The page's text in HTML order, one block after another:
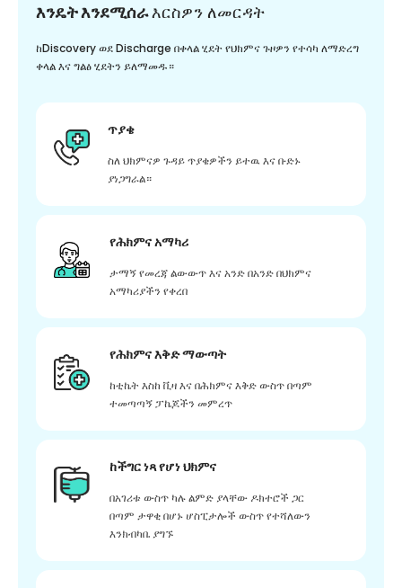
እንዴት እንደሚሰራእርስዎን ለመርዳት
ከDiscovery ወደ Discharge በቀላል ሂደት የህክምና ጉዞዎን የተሳካ ለማድረግ
ቀላል እና ግልፅ ሂደትን ይለማመዱ።
ጥያቄ
ስለ ህክምናዎ ጉዳይ ጥያቄዎችን ይተዉ እና ቡድኑ
ያነጋግራል።
የሕክምና አማካሪ
ታማኝ የመረጃ ልውውጥ እና አንድ በአንድ በህክምና
አማካሪያችን የቀረበ
የሕክምና እቅድ ማውጣት
ከቲኬት እስከ ቪዛ እና በሕክምና እቅድ ውስጥ በጣም
ተመጣጣኝ ፓኬጆችን መምረጥ
ከችግር ነጻ የሆነ ህክምና
በአገሪቱ ውስጥ ካሉ ልምድ ያላቸው ዶክተሮች ጋር
በጣም ታዋቂ በሆኑ ሆስፒታሎች ውስጥ የተሻለውን
እንክብካቤ ያግኙ